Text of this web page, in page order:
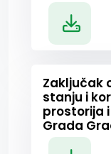
Zaključak
stanju i
prostorija
Grada